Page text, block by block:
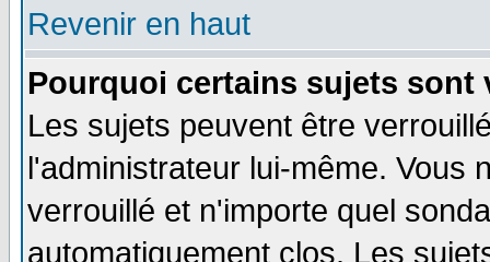
Revenir en haut
Pourquoi certains sujets sont
Les sujets peuvent être
l'administrateur lui-même. Vous
verrouillé et n'importe quel
automatiquement clos. Les